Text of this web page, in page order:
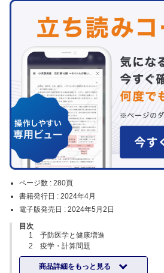
ページ数 : 280頁
書籍発行日 : 2024年4月
電子版発売日 : 2024年5月2日
目次
1 予防医学と健康増進
2 疫学・計算問題
①疫学
②計算問題
商品詳細をもっと見る